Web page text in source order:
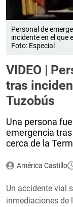
Personal de
incidente en el que
Foto: Especial
VIDEO |
tras
Tuzobús
Una persona
emergencia
cerca de la
América Castillo
Un accidente vial
inmediaciones de